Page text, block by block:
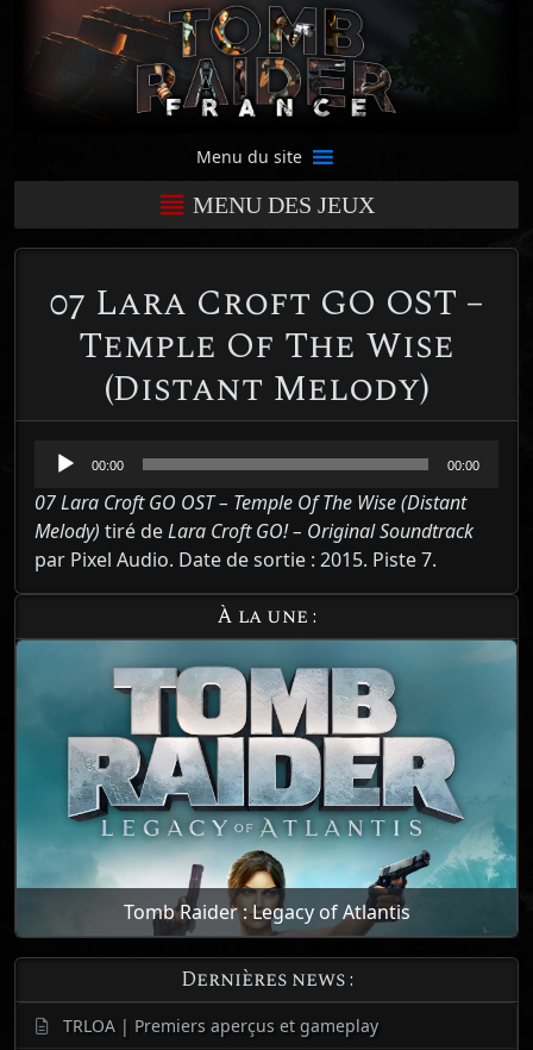
Menu du site
MENU DES JEUX
07 Lara Croft GO OST –
Temple Of The Wise
(Distant Melody)
Lecteur
audio
00:00 00:00
07 Lara Croft GO OST – Temple Of The Wise (Distant
Melody) tiré deLara Croft GO! – Original Soundtrack
par Pixel Audio. Date de sortie : 2015. Piste 7.
À la une :
Tomb Raider : Legacy of Atlantis
Dernières news :
TRLOA | Premiers aperçus et gameplay